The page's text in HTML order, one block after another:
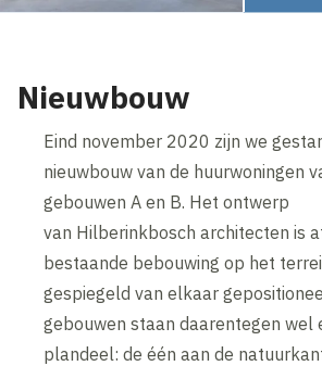
Nieuwbouw
Eind november 2020 zijn we
nieuwbouw van de huurwoningen
gebouwen A en B. Het ontwerp
van Hilberinkbosch architecten is
bestaande bebouwing op het
gespiegeld van elkaar
gebouwen staan daarentegen wel
plandeel: de één aan de